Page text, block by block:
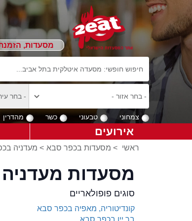
מסעדות,
צמחוני טבעוני כשר מהדרין
אירועים
ראשי > מסעדות בכפר סבא > מעדניה
מסעדות
סוגים פופולאריים
קונדיטוריה, מאפיה בכפר סבא
בר יין בכפר סבא